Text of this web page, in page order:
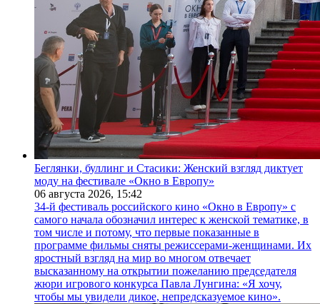
Беглянки, буллинг и Стасики: Женский взгляд диктует
моду на фестивале «Окно в Европу»
06 августа 2026, 15:42
34-й фестиваль российского кино «Окно в Европу» с
самого начала обозначил интерес к женской тематике, в
том числе и потому, что первые показанные в
программе фильмы сняты режиссерами-женщинами. Их
яростный взгляд на мир во многом отвечает
высказанному на открытии пожеланию председателя
жюри игрового конкурса Павла Лунгина: «Я хочу,
чтобы мы увидели дикое, непредсказуемое кино».